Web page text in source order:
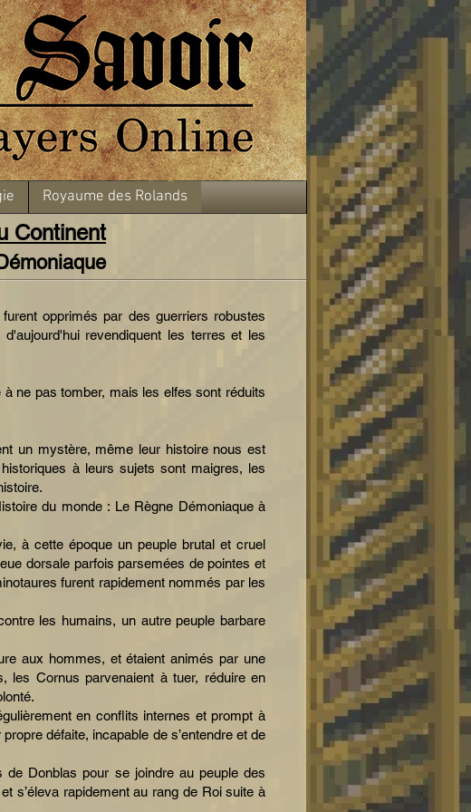
Royaume des Rolands
Continent
opprimés par des guerriers robustes
revendiquent les terres et les
ne pas tomber, mais les elfes sont réduits
un mystère, même leur histoire nous est
à leurs sujets sont maigres, les
du monde : Le Règne Démoniaque à
à cette époque un peuple brutal et cruel
dorsale parfois parsemées de pointes et
furent rapidement nommés par les
les humains, un autre peuple barbare
aux hommes, et étaient animés par une
les Cornus parvenaient à tuer, réduire en
en conflits internes et prompt à
défaite, incapable de s’entendre et de
de Donblas pour se joindre au peuple des
s’éleva rapidement au rang de Roi suite à